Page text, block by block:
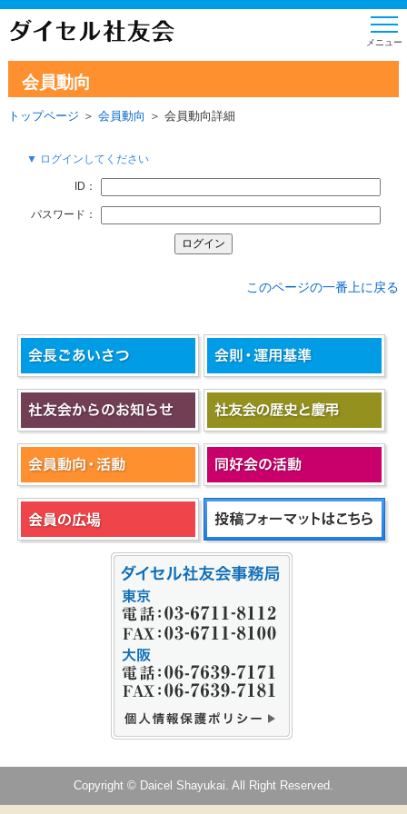
会員動向
トップページ ＞ 会員動向 ＞ 会員動向詳細
▼ ログインしてください
ID：
パスワード：
このページの一番上に戻る
Copyright © Daicel Shayukai. All Right Reserved.